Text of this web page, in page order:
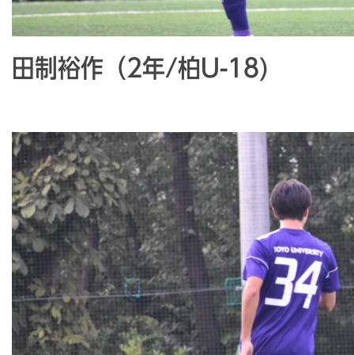
田制裕作（2年/柏U-18)